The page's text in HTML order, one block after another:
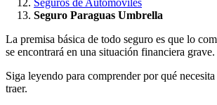
Seguro Paraguas Umbrella
La premisa básica de todo seguro es que lo
se encontrará en una situación financiera
Siga leyendo para comprender por qué
traer.